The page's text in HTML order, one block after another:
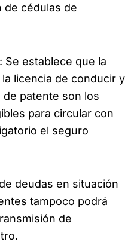
de cédulas de
Se establece que la
licencia de conducir y
patente son los
para circular con
el seguro
deudas en situación
tampoco podrá
de